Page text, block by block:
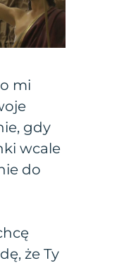
mi
gdy
wcale
do
że Ty